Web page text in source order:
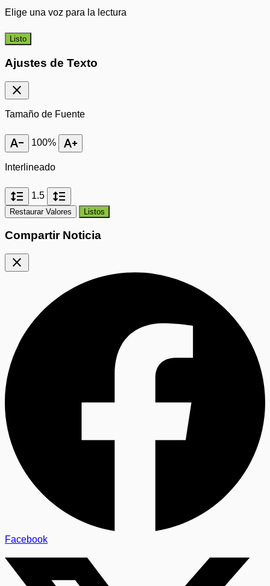
Elige una voz para la lectura
Listo
Ajustes de Texto
close
Tamaño de Fuente
text_decrease 100% text_increase
Interlineado
format_line_spacing 1.5 format_line_spacing
Restaurar Valores Listos
Compartir Noticia
close
Facebook